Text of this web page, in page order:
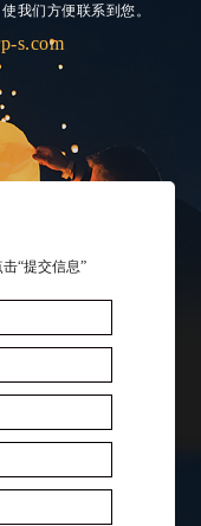
我们方便联系到您。
s.com
“提交信息”